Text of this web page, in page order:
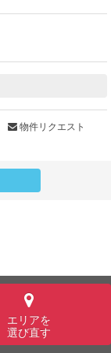
エリアを
選び直す
物件リクエスト